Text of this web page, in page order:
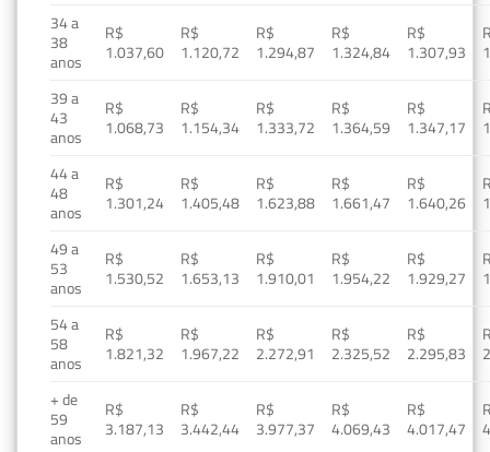
34 a
38
anos
R$
1.037,60
R$
1.120,72
R$
1.294,87
R$
1.324,84
R$
1.307,93
39 a
43
anos
R$
1.068,73
R$
1.154,34
R$
1.333,72
R$
1.364,59
R$
1.347,17
44 a
48
anos
R$
1.301,24
R$
1.405,48
R$
1.623,88
R$
1.661,47
R$
1.640,26
49 a
53
anos
R$
1.530,52
R$
1.653,13
R$
1.910,01
R$
1.954,22
R$
1.929,27
54 a
58
anos
R$
1.821,32
R$
1.967,22
R$
2.272,91
R$
2.325,52
R$
2.295,83
+ de
59
anos
R$
3.187,13
R$
3.442,44
R$
3.977,37
R$
4.069,43
R$
4.017,47